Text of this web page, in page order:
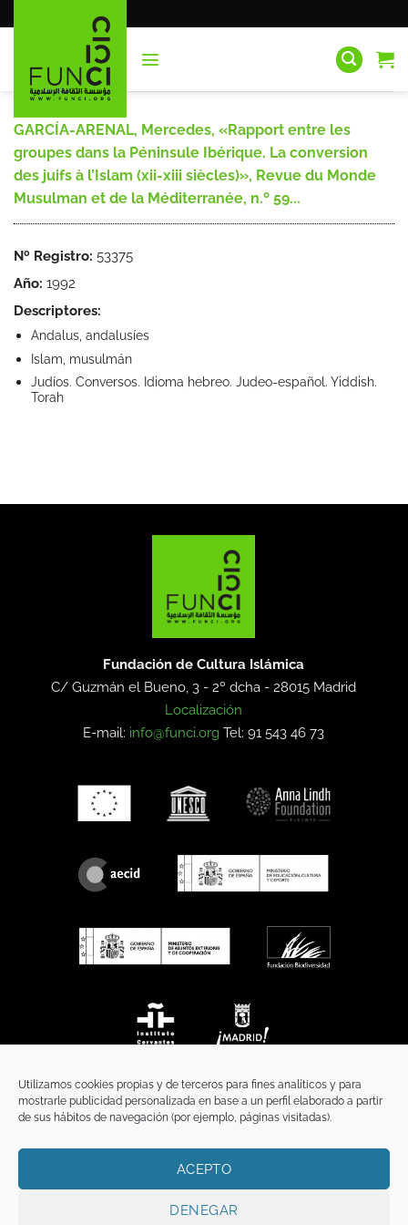
Utilizamos cookies propias y de terceros para fines analíticos y para
mostrarle publicidad personalizada en base a un perfil elaborado a partir
de sus hábitos de navegación (por ejemplo, páginas visitadas).
ACEPTO
DENEGAR
al
GARCÍA-ARENAL, Mercedes, «Rapport entre les
groupes dans la Péninsule Ibérique. La conversion
des juifs à l’Islam (xii-xiii siècles)», Revue du Monde
Musulman et de la Méditerranée, n.º 59...
Nº Registro: 53375
Año: 1992
Descriptores:
Andalus, andalusíes
Islam, musulmán
Judíos. Conversos. Idioma hebreo. Judeo-español. Yiddish.
Torah
Fundación de Cultura Islámica
C/ Guzmán el Bueno, 3 - 2º dcha -28015 Madrid
Localización
E-mail: info@funci.org Tel: 91 543 46 73
TÉRMINOS Y CONDICIONES